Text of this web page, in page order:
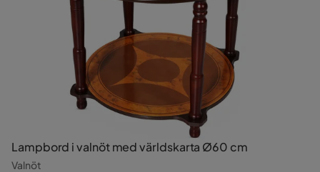
Lampbord i valnöt med världskarta Ø60 cm
Valnöt